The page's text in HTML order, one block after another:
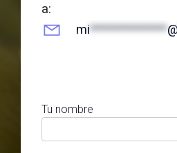
a:
mi**************@
Tu nombre